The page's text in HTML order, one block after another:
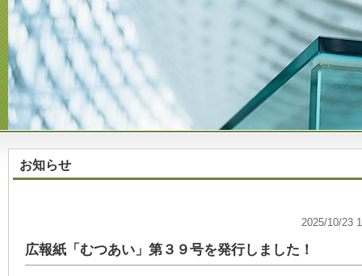
お知らせ
2025/10/23
広報紙「むつあい」第３９号を発行しました！